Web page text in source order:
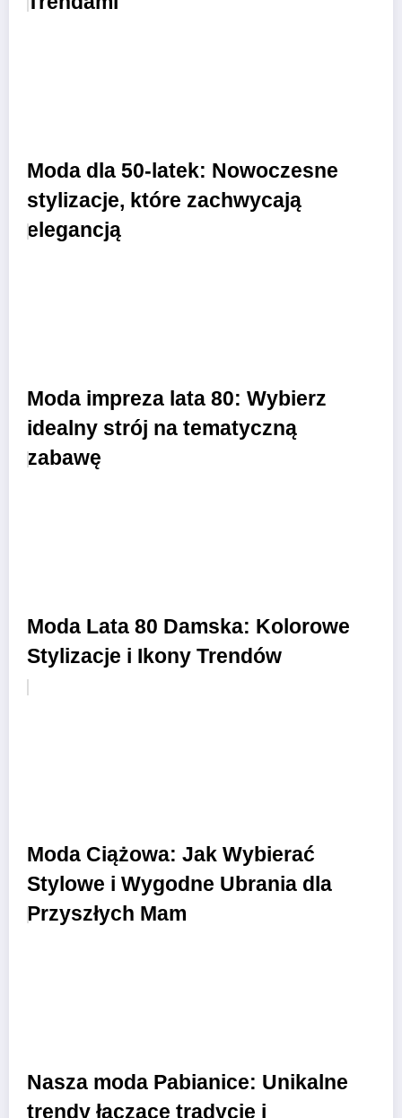
Moda dla 50-latek: Nowoczesne
stylizacje, które zachwycają
elegancją
Moda impreza lata 80: Wybierz
idealny strój na tematyczną
zabawę
Moda Lata 80 Damska: Kolorowe
Stylizacje i Ikony Trendów
Moda Ciążowa: Jak Wybierać
Stylowe i Wygodne Ubrania dla
Przyszłych Mam
Nasza moda Pabianice: Unikalne
trendy łączące tradycję i